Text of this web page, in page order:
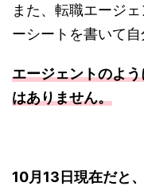
また、転職エージ
ーシートを書いて自
エージェントのよ
はありません。
10月13日現在だと